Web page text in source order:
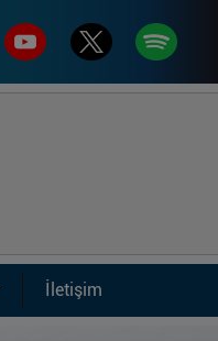
İletişim